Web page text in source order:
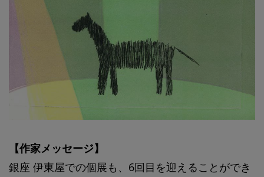
【作家メッセージ】
銀座 伊東屋での個展も、6回目を迎えることができ